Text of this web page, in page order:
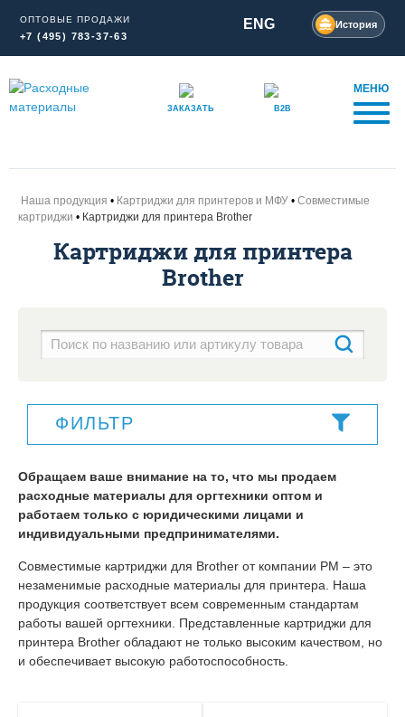
ОПТОВЫЕ ПРОДАЖИ
+7 (495) 783-37-63
ENG История
ЗАКАЗАТЬ B2B
МЕНЮ
Наша продукция Картриджи для принтеров и МФУ
Совместимые
картриджи
Картриджи для принтера Brother
Картриджи для принтера
Brother
ФИЛЬТР
Обращаем ваше внимание на то, что мы продаем
расходные материалы для оргтехники оптом и
работаем только с юридическими лицами и
индивидуальными предпринимателями.
Совместимые картриджи для Brother от компании РМ – это
незаменимые расходные материалы для принтера. Наша
продукция соответствует всем современным стандартам
работы вашей оргтехники. Представленные картриджи для
принтера Brother обладают не только высоким качеством, но
и обеспечивает высокую работоспособность.